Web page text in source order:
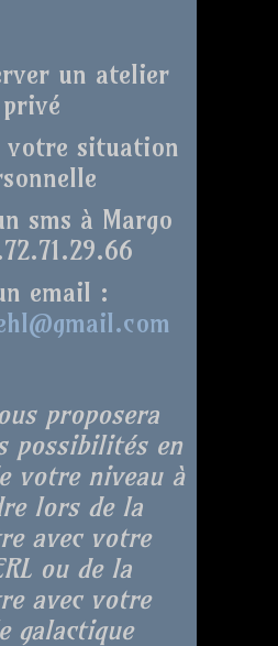
un atelier
privé
votre situation
sms à Margo
email :
proposera
possibilités en
votre niveau à
lors de la
avec votre
ou de la
avec votre
galactique